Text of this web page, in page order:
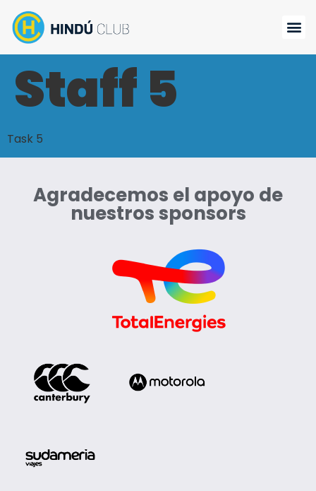
Staff 5
Task 5
Agradecemos el apoyo de
nuestros sponsors